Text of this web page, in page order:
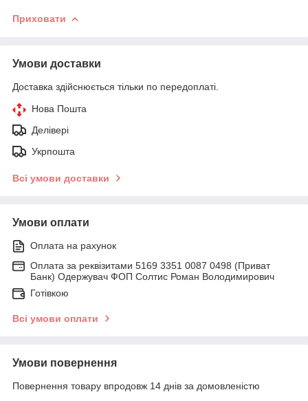
Приховати
Умови доставки
Доставка здійснюється тільки по передоплаті.
Нова Пошта
Делівері
Укрпошта
Всі умови доставки
Умови оплати
Оплата на рахунок
Оплата за реквізитами 5169 3351 0087 0498 (Приват
Банк) Одержувач ФОП Солтис Роман Володимирович
Готівкою
Всі умови оплати
Умови повернення
Повернення товару впродовж 14 днів за домовленістю